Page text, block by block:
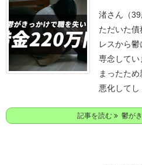
渚さん（
ただいた債
レスから鬱
専念してい
まったた
悪化してし
記事を読む 鬱が